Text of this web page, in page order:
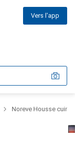
Vers l'app
Noreve Housse cuir